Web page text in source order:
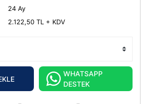
24 Ay
2.122,50 TL + KDV
WHATSAPP
DESTEK